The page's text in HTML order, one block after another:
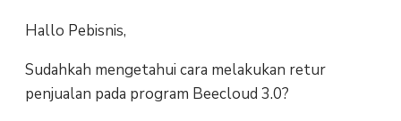
Hallo Pebisnis,
Sudahkah mengetahui cara melakukan retur
penjualan pada program Beecloud 3.0?